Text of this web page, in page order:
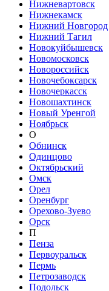
Нижневартовск
Нижнекамск
Нижний Новгород
Нижний Тагил
Новокуйбышевск
Новомосковск
Новороссийск
Новочебоксарск
Новочеркасск
Новошахтинск
Новый Уренгой
Ноябрьск
О
Обнинск
Одинцово
Октябрьский
Омск
Орел
Оренбург
Орехово-Зуево
Орск
П
Пенза
Первоуральск
Пермь
Петрозаводск
Подольск